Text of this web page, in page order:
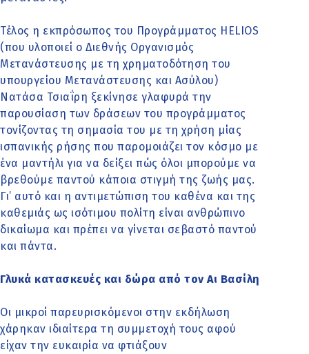
Τέλος η εκπρόσωπος του Προγράμματος HELIOS
(που υλοποιεί ο Διεθνής Οργανισμός
Μετανάστευσης με τη χρηματοδότηση του
υπουργείου Μετανάστευσης και Ασύλου)
Νατάσα Τσιαΐρη ξεκίνησε γλαφυρά την
παρουσίαση των δράσεων του προγράμματος
τονίζοντας τη σημασία του με τη χρήση μίας
ισπανικής ρήσης που παρομοιάζει τον κόσμο με
ένα μαντήλι για να δείξει πώς όλοι μπορούμε να
βρεθούμε παντού κάποια στιγμή της ζωής μας.
Γι’ αυτό και η αντιμετώπιση του καθένα και της
καθεμιάς ως ισότιμου πολίτη είναι ανθρώπινο
δικαίωμα και πρέπει να γίνεται σεβαστό παντού
και πάντα.
Γλυκά κατασκευές και δώρα από τον Αι Βασίλη
Οι μικροί παρευρισκόμενοι στην εκδήλωση
χάρηκαν ιδιαίτερα τη συμμετοχή τους αφού
είχαν την ευκαιρία να φτιάξουν